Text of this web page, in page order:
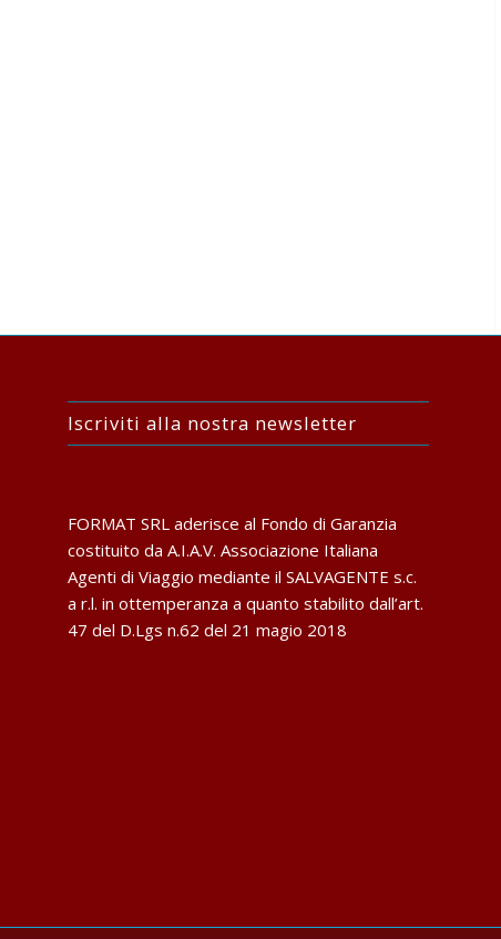
Iscriviti alla nostra newsletter
FORMAT SRL aderisce al Fondo di Garanzia
costituito da A.I.A.V. Associazione Italiana
Agenti di Viaggio mediante il SALVAGENTE s.c.
a r.l. in ottemperanza a quanto stabilito dall’art.
47 del D.Lgs n.62 del 21 magio 2018